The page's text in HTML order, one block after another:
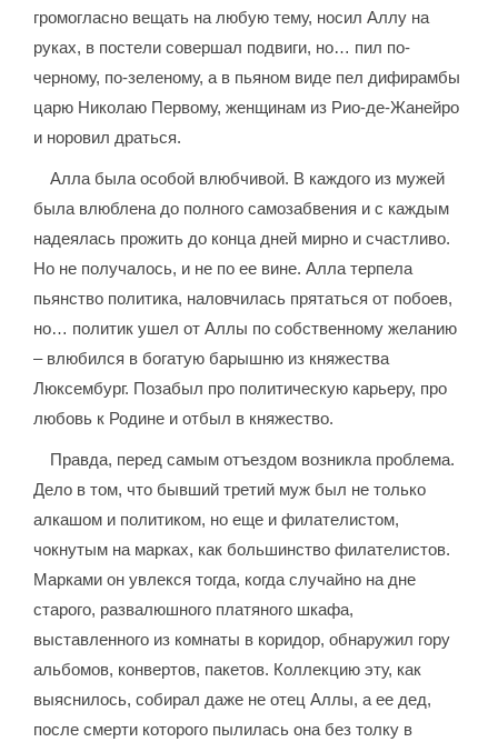
громогласно вещать на любую тему, носил Аллу на
руках, в постели совершал подвиги, но… пил по-
черному, по-зеленому, а в пьяном виде пел дифирамбы
царю Николаю Первому, женщинам из Рио-де-Жанейро
и норовил драться.
Алла была особой влюбчивой. В каждого из мужей
была влюблена до полного самозабвения и с каждым
надеялась прожить до конца дней мирно и счастливо.
Но не получалось, и не по ее вине. Алла терпела
пьянство политика, наловчилась прятаться от побоев,
но… политик ушел от Аллы по собственному желанию
– влюбился в богатую барышню из княжества
Люксембург. Позабыл про политическую карьеру, про
любовь к Родине и отбыл в княжество.
Правда, перед самым отъездом возникла проблема.
Дело в том, что бывший третий муж был не только
алкашом и политиком, но еще и филателистом,
чокнутым на марках, как большинство филателистов.
Марками он увлекся тогда, когда случайно на дне
старого, развалюшного платяного шкафа,
выставленного из комнаты в коридор, обнаружил гору
альбомов, конвертов, пакетов. Коллекцию эту, как
выяснилось, собирал даже не отец Аллы, а ее дед,
после смерти которого пылилась она без толку в